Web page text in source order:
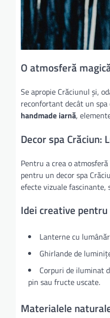
O atmosferă
Se apropie Crăciunul și,
reconfortant decât un
handmade iarnă,
Decor spa Crăciun:
Pentru a crea o
pentru un decor spa
efecte vizuale fascinante,
Idei creative
Lanterne cu
Ghirlande de
Corpuri de iluminat
pin sau fructe uscate.
Materialele